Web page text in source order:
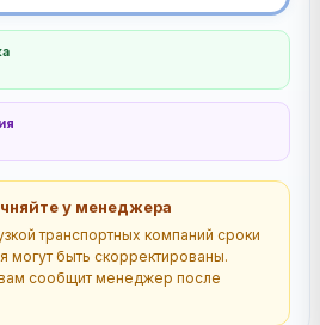
у менеджера
транспортных компаний сроки
могут быть скорректированы.
сообщит менеджер после